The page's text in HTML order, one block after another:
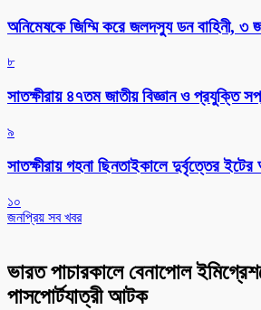
অনিমেষকে জিম্মি করে জলদস্যু ডন বাহিনী,
৮
সাতক্ষীরায় ৪৭তম জাতীয় বিজ্ঞান ও প্রযুক্তি
৯
সাতক্ষীরায় গহনা ছিনতাইকালে দুর্বৃত্তের ইটের
১০
জনপ্রিয় সব খবর
ভারত পাচারকালে বেনাপোল
পাসপোর্টযাত্রী আটক